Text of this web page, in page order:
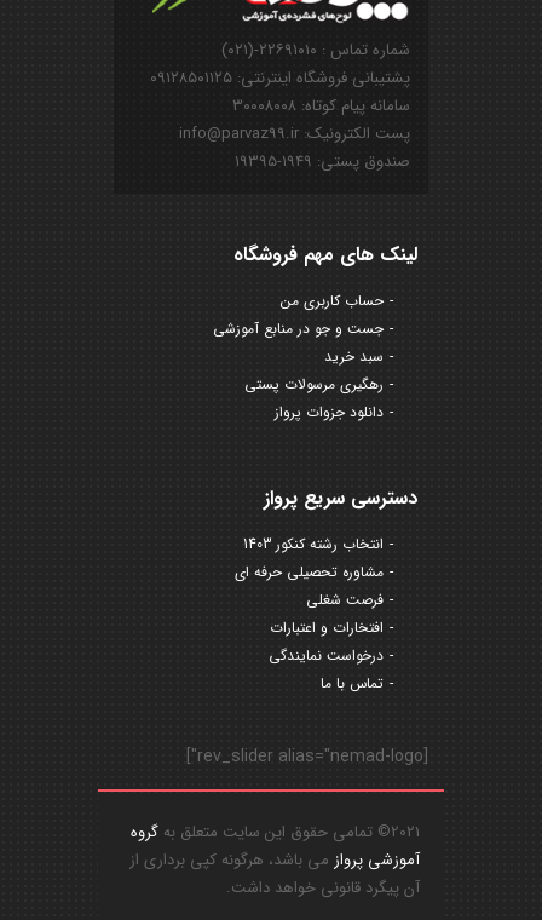
شماره تماس : ۲۲۶۹۱۰۱۰-(۰۲۱)
پشتیبانی فروشگاه اینترنتی: ۰۹۱۲۸۵۰۱۱۲۵
سامانه پیام کوتاه: ۳۰۰۰۸۰۰۸
پست الکترونیک: info@parvaz99.ir
صندوق پستی: ۱۹۴۹-۱۹۳۹۵
لینک های مهم فروشگاه
حساب کاربری من
جست و جو در منابع آموزشی
سبد خرید
رهگیری مرسولات پستی
دانلود جزوات پرواز
دسترسی سریع پرواز
انتخاب رشته کنکور 1403
مشاوره تحصیلی حرفه ای
فرصت شغلی
افتخارات و اعتبارات
درخواست نمایندگی
تماس با ما
[rev_slider alias="nemad-logo"]
2021© تمامی حقوق این سایت متعلق به
گروه
آموزشی پرواز می باشد، هرگونه کپی برداری از
آن پیگرد قانونی خواهد داشت.